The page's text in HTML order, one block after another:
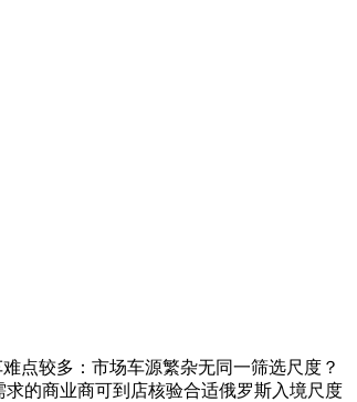
点较多：市场车源繁杂无同一筛选尺度？
的商业商可到店核验合适俄罗斯入境尺度